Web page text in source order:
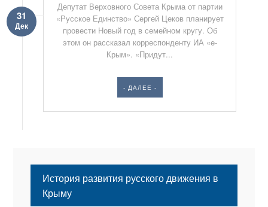
31
Дек
Депутат Верховного Совета Крыма от партии
«Русское Единство» Сергей Цеков планирует
провести Новый год в семейном кругу. Об
этом он рассказал корреспонденту ИА «e-
Крым». «Придут...
- ДАЛЕЕ -
История развития русского движения в
Крыму